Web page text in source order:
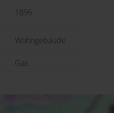
1896
Wohngebäude
Gas